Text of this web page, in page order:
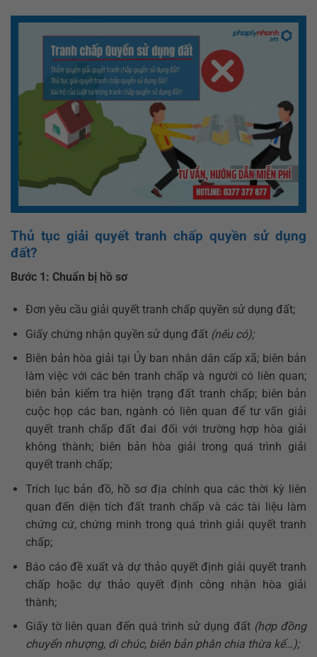
Thủ tục giải quyết tranh chấp quyền sử dụng
đất?
Bước 1: Chuẩn bị hồ sơ
Đơn yêu cầu giải quyết tranh chấp quyền sử dụng đất;
Giấy chứng nhận quyền sử dụng đất (nếu có);
Biên bản hòa giải tại Ủy ban nhân dân cấp xã; biên bản
làm việc với các bên tranh chấp và người có liên quan;
biên bản kiểm tra hiện trạng đất tranh chấp; biên bản
cuộc họp các ban, ngành có liên quan để tư vấn giải
quyết tranh chấp đất đai đối với trường hợp hòa giải
không thành; biên bản hòa giải trong quá trình giải
quyết tranh chấp;
Trích lục bản đồ, hồ sơ địa chính qua các thời kỳ liên
quan đến diện tích đất tranh chấp và các tài liệu làm
chứng cứ, chứng minh trong quá trình giải quyết tranh
chấp;
Báo cáo đề xuất và dự thảo quyết định giải quyết tranh
chấp hoặc dự thảo quyết định công nhận hòa giải
thành;
Giấy tờ liên quan đến quá trình sử dụng đất (hợp đồng
chuyển nhượng, di chúc, biên bản phân chia thừa kế…);